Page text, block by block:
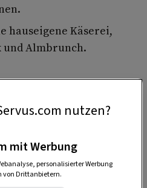
hauseigene Käserei,
Almbrunch.
nutzen?
mit Werbung
personalisierter Werbung
von Drittanbietern.